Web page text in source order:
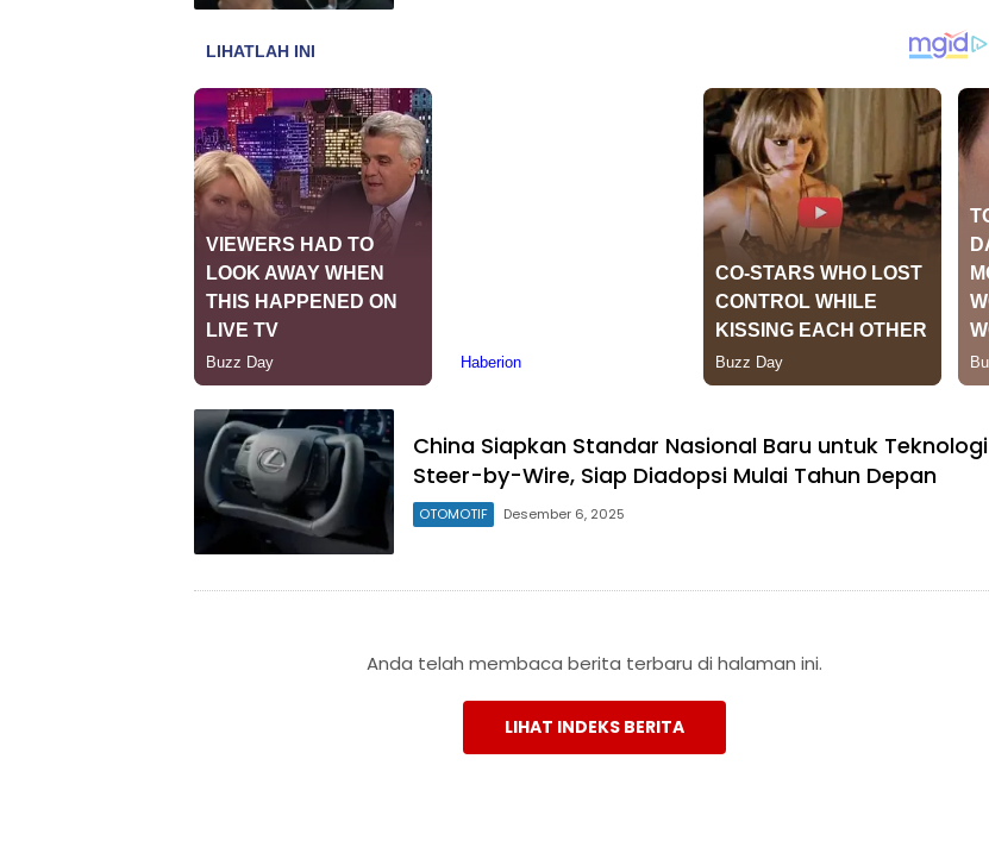
China Siapkan Standar Nasional Baru untuk Teknologi
Steer-by-Wire, Siap Diadopsi Mulai Tahun Depan
OTOMOTIF Desember 6, 2025
Anda telah membaca berita terbaru di halaman ini.
LIHAT INDEKS BERITA